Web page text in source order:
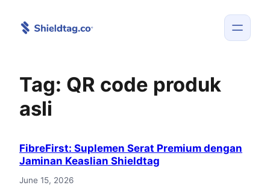
Tag: QR code produk
asli
FibreFirst: Suplemen Serat Premium dengan
Jaminan Keaslian Shieldtag
June 15, 2026